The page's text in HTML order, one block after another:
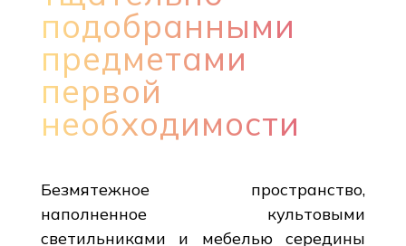
подобранными
предметами
первой
необходимости
Безмятежное пространство,
наполненное культовыми
светильниками и мебелью середины